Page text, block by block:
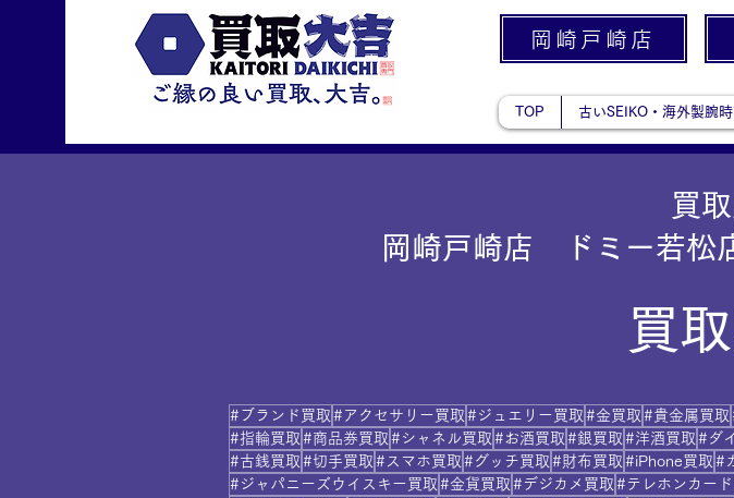
岡崎戸崎店
TOP 古いSEIKO・海外製腕
買
岡崎戸崎店 ドミー若
買
#ブランド買取 #アクセサリー買取 #ジュエリー買取 #金買取 #貴金属買取
#指輪買取 #商品券買取 #シャネル買取 #お酒買取 #銀買取 #洋酒買取 #ダ
#古銭買取 #切手買取 #スマホ買取 #グッチ買取 #財布買取 #iPhone買取 #
#ジャパニーズウイスキー買取 #金貨買取 #デジカメ買取 #テレホンカー